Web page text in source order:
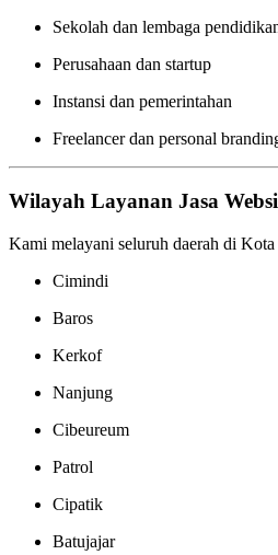
Sekolah dan lembaga
Perusahaan dan startup
Instansi dan pemerintahan
Freelancer dan personal
Wilayah Layanan Jasa
Kami melayani seluruh daerah di
Cimindi
Baros
Kerkof
Nanjung
Cibeureum
Patrol
Cipatik
Batujajar